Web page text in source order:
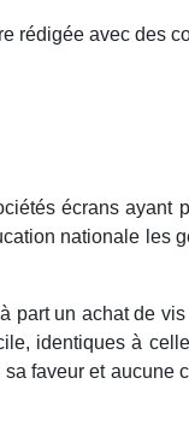
rédigée avec des
écrans ayant
nationale les
part un achat de
identiques à
faveur et